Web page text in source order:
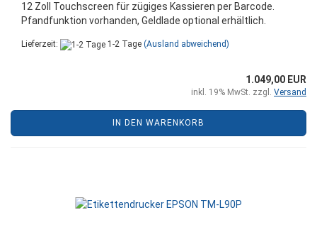
12 Zoll Touchscreen für zügiges Kassieren per Barcode.
Pfandfunktion vorhanden, Geldlade optional erhältlich.
Lieferzeit: 1-2 Tage (Ausland abweichend)
1.049,00 EUR
inkl. 19% MwSt. zzgl. Versand
IN DEN WARENKORB